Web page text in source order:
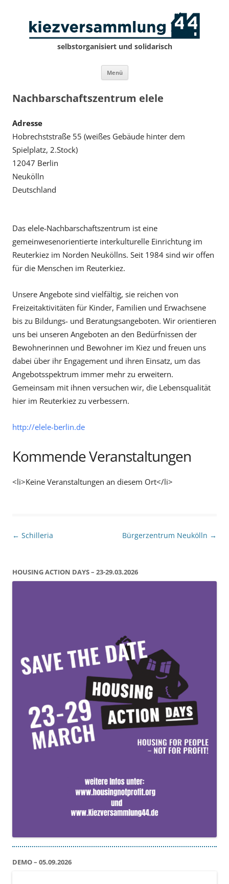
selbstorganisiert und solidarisch
Menü Zum
springen
Nachbarschaftszentrum elele
Adresse
Hobrechststraße 55 (weißes Gebäude hinter dem
Spielplatz, 2.Stock)
12047 Berlin
Neukölln
Deutschland
Das elele-Nachbarschaftszentrum ist eine
gemeinwesenorientierte interkulturelle Einrichtung im
Reuterkiez im Norden Neuköllns. Seit 1984 sind wir offen
für die Menschen im Reuterkiez.
Unsere Angebote sind vielfältig, sie reichen von
Freizeitaktivitäten für Kinder, Familien und Erwachsene
bis zu Bildungs- und Beratungsangeboten. Wir orientieren
uns bei unseren Angeboten an den Bedürfnissen der
Bewohnerinnen und Bewohner im Kiez und freuen uns
dabei über ihr Engagement und ihren Einsatz, um das
Angebotsspektrum immer mehr zu erweitern.
Gemeinsam mit ihnen versuchen wir, die Lebensqualität
hier im Reuterkiez zu verbessern.
http://elele-berlin.de
Kommende Veranstaltungen
<li>Keine Veranstaltungen an diesem Ort</li>
Beitragsnavigation
← Schilleria Bürgerzentrum Neukölln →
HOUSING ACTION DAYS – 23-29.03.2026
DEMO – 05.09.2026